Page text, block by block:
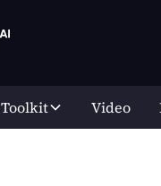
Toolkit Video